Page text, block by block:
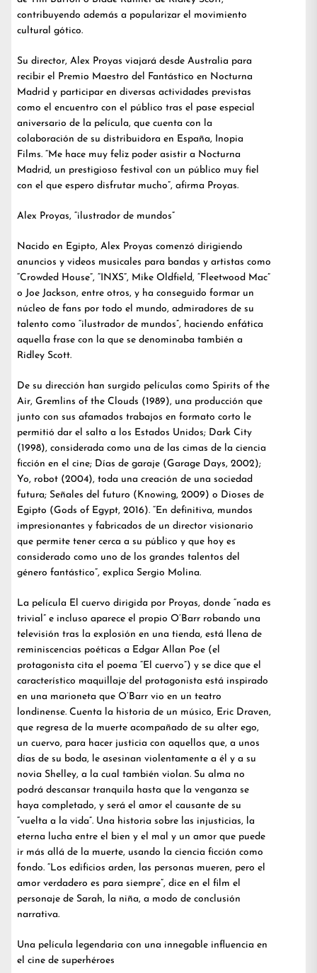
contribuyendo además a popularizar el movimiento
cultural gótico.
Su director, Alex Proyas viajará desde Australia para
recibir el Premio Maestro del Fantástico en Nocturna
Madrid y participar en diversas actividades previstas
como el encuentro con el público tras el pase especial
aniversario de la película, que cuenta con la
colaboración de su distribuidora en España, Inopia
Films. “Me hace muy feliz poder asistir a Nocturna
Madrid, un prestigioso festival con un público muy fiel
con el que espero disfrutar mucho”, afirma Proyas.
Alex Proyas, “ilustrador de mundos”
Nacido en Egipto, Alex Proyas comenzó dirigiendo
anuncios y videos musicales para bandas y artistas como
“Crowded House”, “INXS”, Mike Oldfield, “Fleetwood Mac”
o Joe Jackson, entre otros, y ha conseguido formar un
núcleo de fans por todo el mundo, admiradores de su
talento como “ilustrador de mundos”, haciendo enfática
aquella frase con la que se denominaba también a
Ridley Scott.
De su dirección han surgido películas como Spirits of the
Air, Gremlins of the Clouds (1989), una producción que
junto con sus afamados trabajos en formato corto le
permitió dar el salto a los Estados Unidos; Dark City
(1998), considerada como una de las cimas de la ciencia
ficción en el cine; Días de garaje (Garage Days, 2002);
Yo, robot (2004), toda una creación de una sociedad
futura; Señales del futuro (Knowing, 2009) o Dioses de
Egipto (Gods of Egypt, 2016). “En definitiva, mundos
impresionantes y fabricados de un director visionario
que permite tener cerca a su público y que hoy es
considerado como uno de los grandes talentos del
género fantástico”, explica Sergio Molina.
La película El cuervo dirigida por Proyas, donde “nada es
trivial” e incluso aparece el propio O’Barr robando una
televisión tras la explosión en una tienda, está llena de
reminiscencias poéticas a Edgar Allan Poe (el
protagonista cita el poema “El cuervo”) y se dice que el
característico maquillaje del protagonista está inspirado
en una marioneta que O’Barr vio en un teatro
londinense. Cuenta la historia de un músico, Eric Draven,
que regresa de la muerte acompañado de su alter ego,
un cuervo, para hacer justicia con aquellos que, a unos
días de su boda, le asesinan violentamente a él y a su
novia Shelley, a la cual también violan. Su alma no
podrá descansar tranquila hasta que la venganza se
haya completado, y será el amor el causante de su
“vuelta a la vida”. Una historia sobre las injusticias, la
eterna lucha entre el bien y el mal y un amor que puede
ir más allá de la muerte, usando la ciencia ficción como
fondo. “Los edificios arden, las personas mueren, pero el
amor verdadero es para siempre”, dice en el film el
personaje de Sarah, la niña, a modo de conclusión
narrativa.
Una película legendaria con una innegable influencia en
el cine de superhéroes